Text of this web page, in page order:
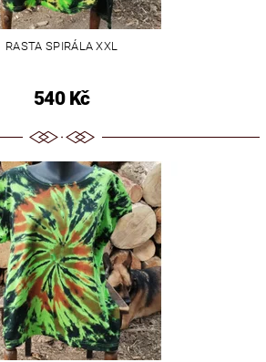
RASTA SPIRÁLA XXL
540 Kč